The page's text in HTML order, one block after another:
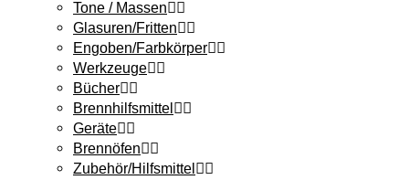
Tone / Massen
Glasuren/Fritten
Engoben/Farbkörper
Werkzeuge
Bücher
Brennhilfsmittel
Geräte
Brennöfen
Zubehör/Hilfsmittel